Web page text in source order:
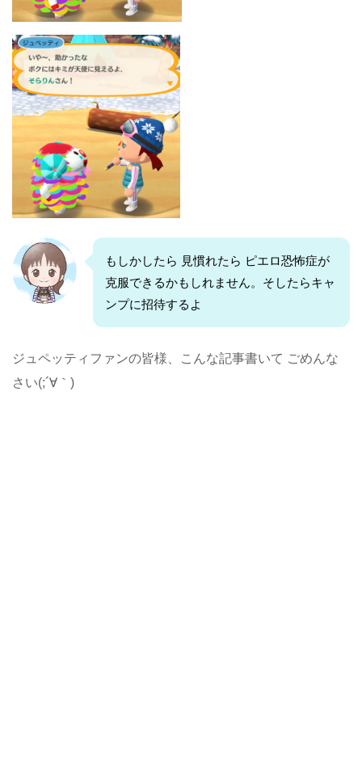
もしかしたら 見慣れたら ピエロ恐怖症が
克服できるかもしれません。そしたらキャ
ンプに招待するよ
ジュペッティファンの皆様、こんな記事書いて ごめんな
さい(;´∀｀)